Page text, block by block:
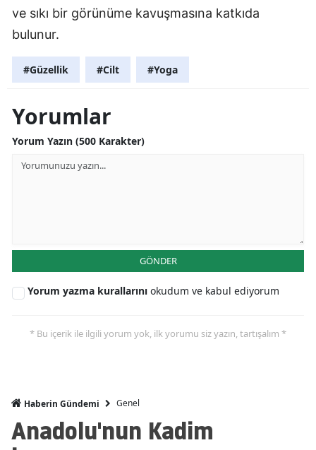
ve sıkı bir görünüme kavuşmasına katkıda
bulunur.
#Güzellik #Cilt #Yoga
Yorumlar
Yorum Yazın (500 Karakter)
GÖNDER
Yorum yazma kurallarını okudum ve kabul ediyorum
* Bu içerik ile ilgili yorum yok, ilk yorumu siz yazın, tartışalım *
Haberin Gündemi Genel
Anadolu'nun Kadim